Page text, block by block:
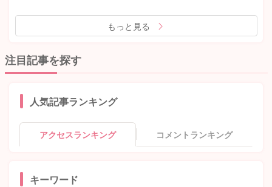
もっと見る
注目記事を探す
人気記事ランキング
アクセスランキング コメントランキング
キーワード